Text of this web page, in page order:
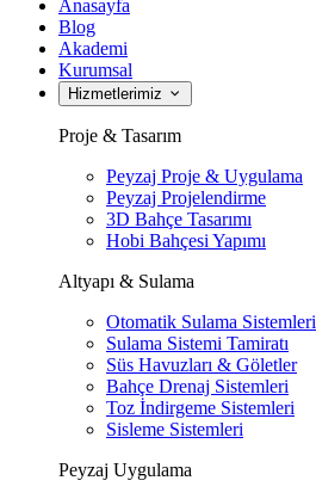
Anasayfa
Blog
Akademi
Kurumsal
Hizmetlerimiz
Proje & Tasarım
Peyzaj Proje & Uygulama
Peyzaj Projelendirme
3D Bahçe Tasarımı
Hobi Bahçesi Yapımı
Altyapı & Sulama
Otomatik Sulama Sistemleri
Sulama Sistemi Tamiratı
Süs Havuzları & Göletler
Bahçe Drenaj Sistemleri
Toz İndirgeme Sistemleri
Sisleme Sistemleri
Peyzaj Uygulama